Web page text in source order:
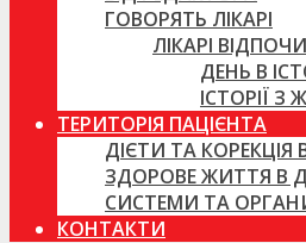
ГОВОРЯТЬ ЛІКАРІ
ЛІКАРІ
ДЕНЬ В
ІСТОРІЇ З
ТЕРИТОРІЯ ПАЦІЄНТА
ДІЄТИ ТА КОРЕКЦІЯ
ЗДОРОВЕ ЖИТТЯ В
СИСТЕМИ ТА
КОНТАКТИ